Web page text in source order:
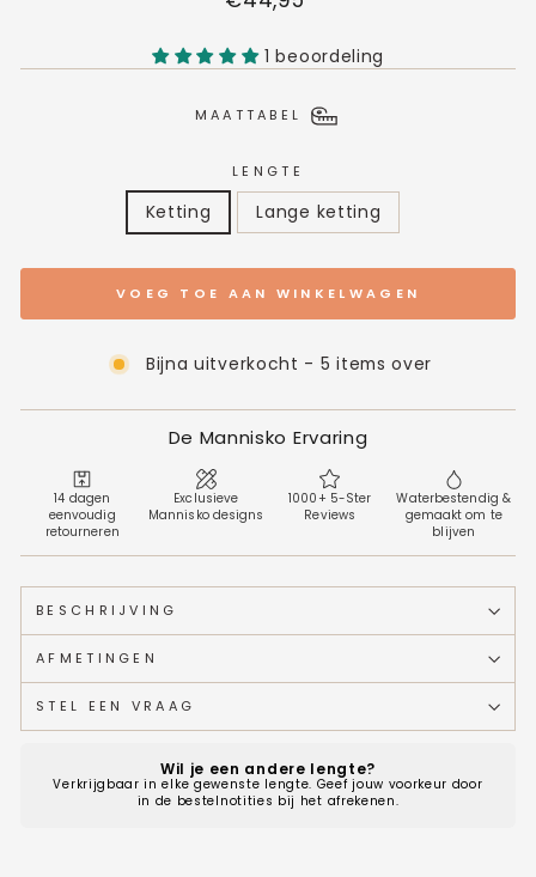
1 beoordeling
MAATTABEL
LENGTE
Ketting Lange ketting
VOEG TOE AAN WINKELWAGEN
Bijna uitverkocht - 5 items over
De Mannisko Ervaring
14 dagen
eenvoudig
retourneren
Exclusieve
Mannisko designs
1000+ 5-Ster
Reviews
Waterbestendig &
gemaakt om te
blijven
BESCHRIJVING
AFMETINGEN
STEL EEN VRAAG
Wil je een andere lengte?
Verkrijgbaar in elke gewenste lengte. Geef jouw voorkeur door
in de bestelnotities bij het afrekenen.